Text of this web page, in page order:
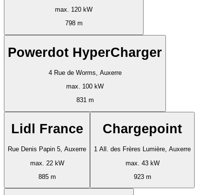
max. 120 kW
798 m
Powerdot HyperCharger
4 Rue de Worms, Auxerre
max. 100 kW
831 m
Lidl France
Rue Denis Papin 5, Auxerre
max. 22 kW
885 m
Chargepoint
1 All. des Frères Lumière, Auxerre
max. 43 kW
923 m